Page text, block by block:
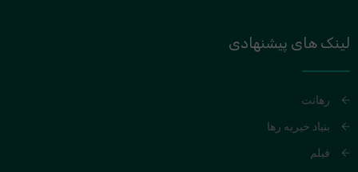
لینک های پیشنهادی
رهانت
بنیاد خیریه رها
فیلم